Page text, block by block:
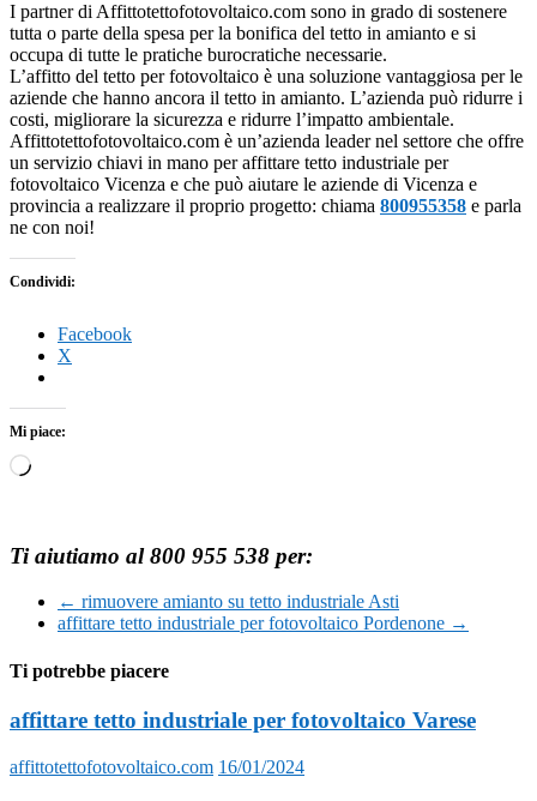
I partner di Affittotettofotovoltaico.com sono in grado di sostenere
tutta o parte della spesa per la bonifica del tetto in amianto e si
occupa di tutte le pratiche burocratiche necessarie.
L’affitto del tetto per fotovoltaico è una soluzione vantaggiosa per le
aziende che hanno ancora il tetto in amianto. L’azienda può ridurre i
costi, migliorare la sicurezza e ridurre l’impatto ambientale.
Affittotettofotovoltaico.com è un’azienda leader nel settore che offre
un servizio chiavi in mano per affittare tetto industriale per
fotovoltaico Vicenza e che può aiutare le aziende di Vicenza e
provincia a realizzare il proprio progetto: chiama 800955358 e parla
ne con noi!
Condividi:
Facebook
X
Mi piace:
Caricamento
Ti aiutiamo al 800 955 538 per:
← rimuovere amianto su tetto industriale Asti
affittare tetto industriale per fotovoltaico Pordenone →
Ti potrebbe piacere
affittare tetto industriale per fotovoltaico Varese
affittotettofotovoltaico.com 16/01/2024